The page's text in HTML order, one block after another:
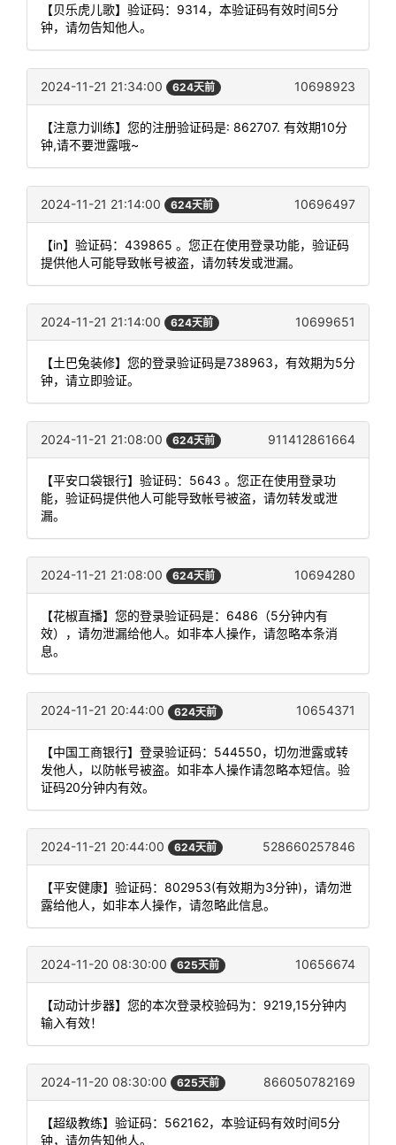
【贝乐虎儿歌】验证码：9314，本验证码有效时间5分
钟，请勿告知他人。
2024-11-21 21:34:00 624天前 10698923
【注意力训练】您的注册验证码是: 862707. 有效期10分
钟,请不要泄露哦~
2024-11-21 21:14:00 624天前 10696497
【in】验证码：439865 。您正在使用登录功能，验证码
提供他人可能导致帐号被盗，请勿转发或泄漏。
2024-11-21 21:14:00 624天前 10699651
【土巴兔装修】您的登录验证码是738963，有效期为5分
钟，请立即验证。
2024-11-21 21:08:00 624天前 911412861664
【平安口袋银行】验证码：5643 。您正在使用登录功
能，验证码提供他人可能导致帐号被盗，请勿转发或泄
漏。
2024-11-21 21:08:00 624天前 10694280
【花椒直播】您的登录验证码是：6486（5分钟内有
效），请勿泄漏给他人。如非本人操作，请忽略本条消
息。
2024-11-21 20:44:00 624天前 10654371
【中国工商银行】登录验证码：544550，切勿泄露或转
发他人，以防帐号被盗。如非本人操作请忽略本短信。验
证码20分钟内有效。
2024-11-21 20:44:00 624天前 528660257846
【平安健康】验证码：802953(有效期为3分钟)，请勿泄
露给他人，如非本人操作，请忽略此信息。
2024-11-20 08:30:00 625天前 10656674
【动动计步器】您的本次登录校验码为：9219,15分钟内
输入有效！
2024-11-20 08:30:00 625天前 866050782169
【超级教练】验证码：562162，本验证码有效时间5分
钟，请勿告知他人。